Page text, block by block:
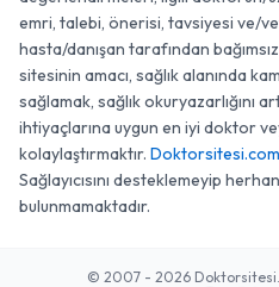
emri, talebi, önerisi, tavsiyesi ve/
hasta/danışan tarafından
sitesinin amacı, sağlık alanında
sağlamak, sağlık okuryazarlığını
ihtiyaçlarına uygun en iyi doktor
kolaylaştırmaktır. Doktorsitesi.com
Sağlayıcısını desteklemeyip
bulunmamaktadır.
© 2007 - 2026